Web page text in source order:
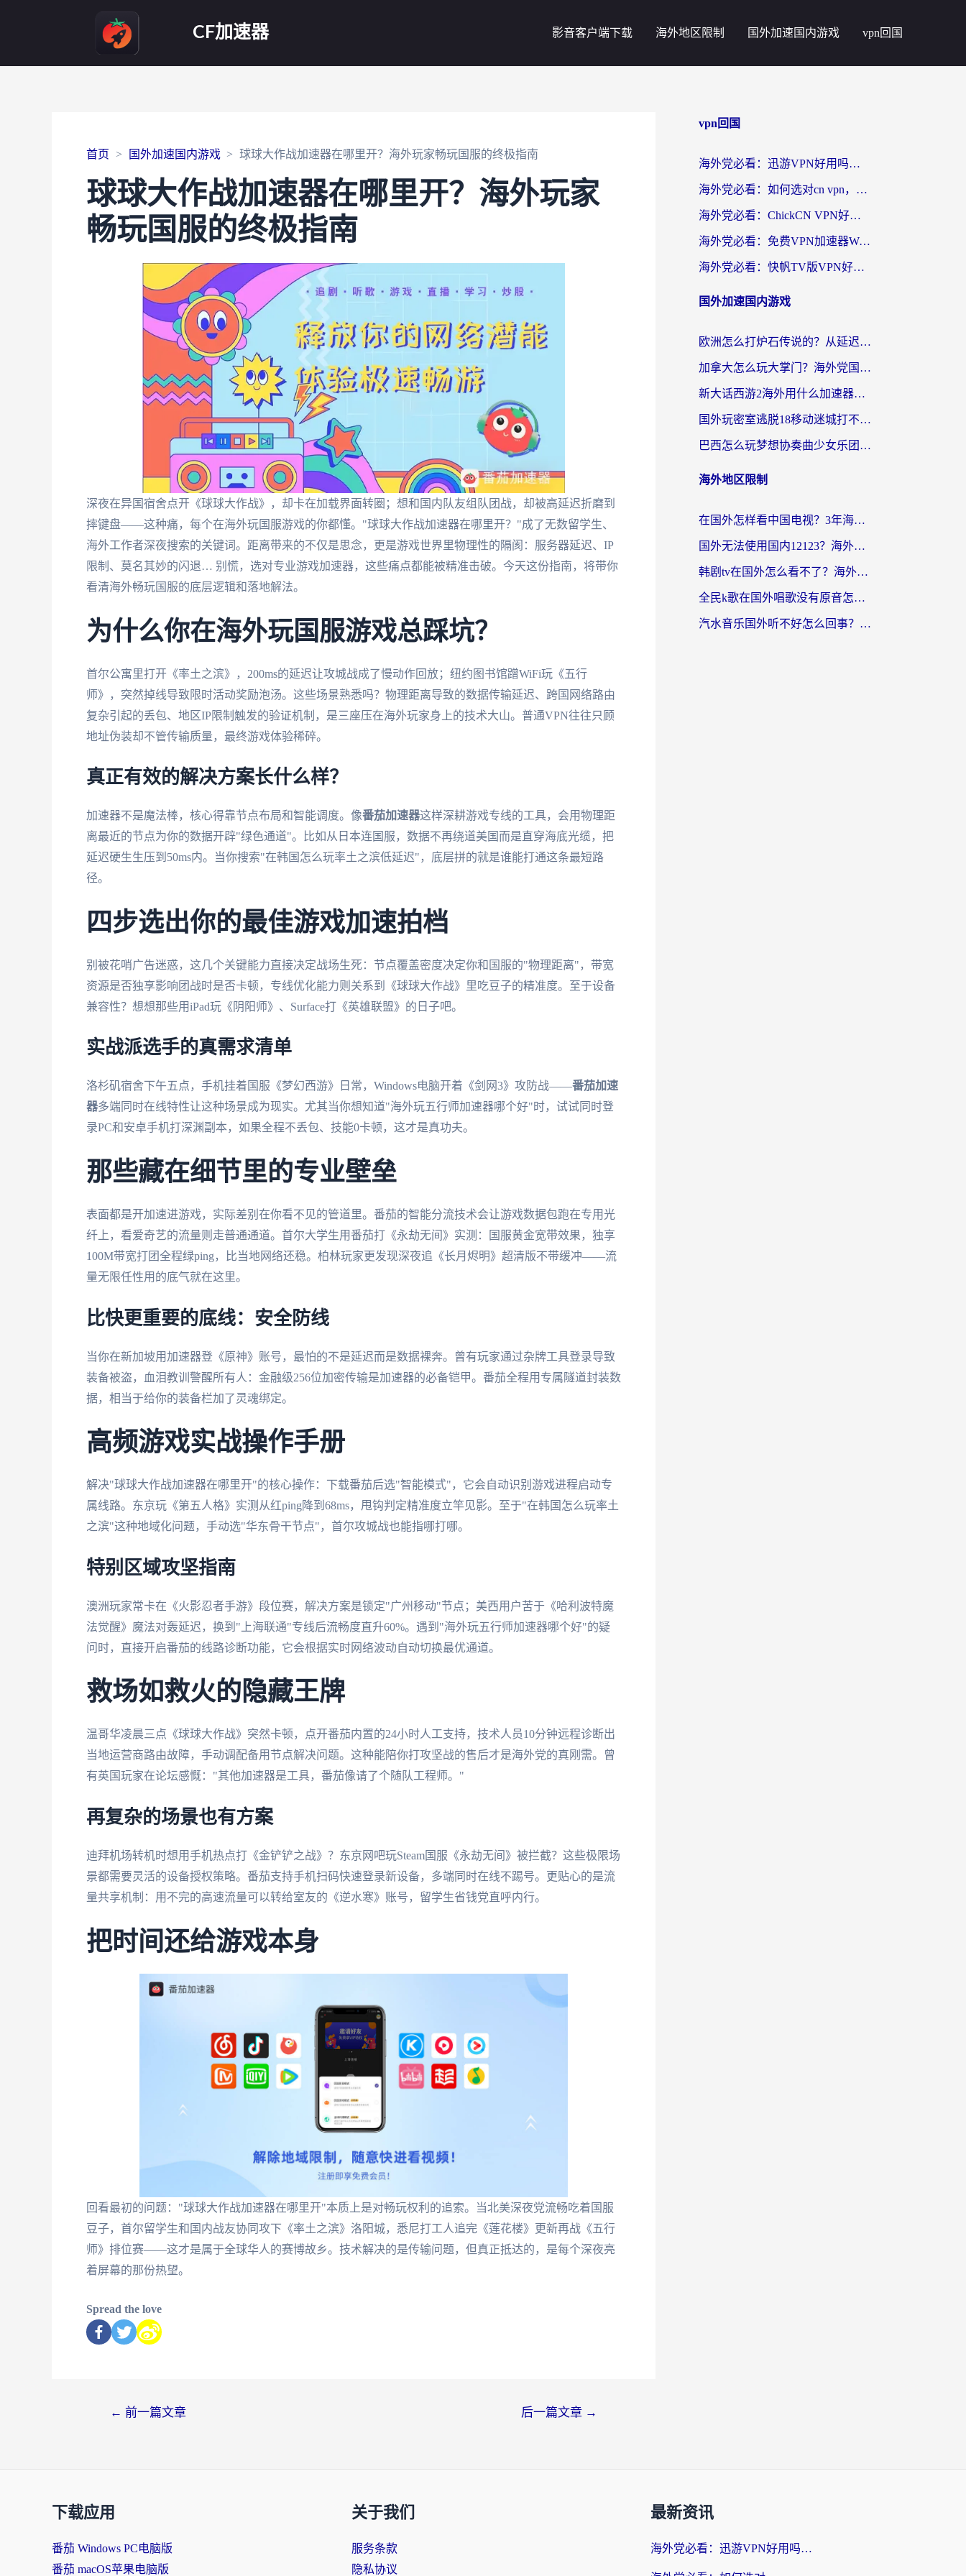
CF加速器 影音客户端下载 海外地区限制 国外加速国内游戏 vpn回国
首页 国外加速国内游戏 球球大作战加速器在哪里开？海外玩家畅玩国服的终极指南
球球大作战加速器在哪里开？海外玩家
畅玩国服的终极指南
深夜在异国宿舍点开《球球大作战》，却卡在加载界面转圈；想和国内队友组队团战，却被高延迟折磨到
摔键盘——这种痛，每个在海外玩国服游戏的你都懂。"球球大作战加速器在哪里开？"成了无数留学生、
海外工作者深夜搜索的关键词。距离带来的不仅是思念，更是游戏世界里物理性的隔阂：服务器延迟、IP
限制、莫名其妙的闪退… 别慌，选对专业游戏加速器，这些痛点都能被精准击破。今天这份指南，将带你
看清海外畅玩国服的底层逻辑和落地解法。
为什么你在海外玩国服游戏总踩坑？
首尔公寓里打开《率土之滨》，200ms的延迟让攻城战成了慢动作回放；纽约图书馆蹭WiFi玩《五行
师》，突然掉线导致限时活动奖励泡汤。这些场景熟悉吗？物理距离导致的数据传输延迟、跨国网络路由
复杂引起的丢包、地区IP限制触发的验证机制，是三座压在海外玩家身上的技术大山。普通VPN往往只顾
地址伪装却不管传输质量，最终游戏体验稀碎。
真正有效的解决方案长什么样？
加速器不是魔法棒，核心得靠节点布局和智能调度。像番茄加速器这样深耕游戏专线的工具，会用物理距
离最近的节点为你的数据开辟"绿色通道"。比如从日本连国服，数据不再绕道美国而是直穿海底光缆，把
延迟硬生生压到50ms内。当你搜索"在韩国怎么玩率土之滨低延迟"，底层拼的就是谁能打通这条最短路
径。
四步选出你的最佳游戏加速拍档
别被花哨广告迷惑，这几个关键能力直接决定战场生死：节点覆盖密度决定你和国服的"物理距离"，带宽
资源是否独享影响团战时是否卡顿，专线优化能力则关系到《球球大作战》里吃豆子的精准度。至于设备
兼容性？想想那些用iPad玩《阴阳师》、Surface打《英雄联盟》的日子吧。
实战派选手的真需求清单
洛杉矶宿舍下午五点，手机挂着国服《梦幻西游》日常，Windows电脑开着《剑网3》攻防战——番茄加速
器多端同时在线特性让这种场景成为现实。尤其当你想知道"海外玩五行师加速器哪个好"时，试试同时登
录PC和安卓手机打深渊副本，如果全程不丢包、技能0卡顿，这才是真功夫。
那些藏在细节里的专业壁垒
表面都是开加速进游戏，实际差别在你看不见的管道里。番茄的智能分流技术会让游戏数据包跑在专用光
纤上，看爱奇艺的流量则走普通通道。首尔大学生用番茄打《永劫无间》实测：国服黄金宽带效果，独享
100M带宽打团全程绿ping，比当地网络还稳。柏林玩家更发现深夜追《长月烬明》超清版不带缓冲——流
量无限任性用的底气就在这里。
比快更重要的底线：安全防线
当你在新加坡用加速器登《原神》账号，最怕的不是延迟而是数据裸奔。曾有玩家通过杂牌工具登录导致
装备被盗，血泪教训警醒所有人：金融级256位加密传输是加速器的必备铠甲。番茄全程用专属隧道封装数
据，相当于给你的装备栏加了灵魂绑定。
高频游戏实战操作手册
解决"球球大作战加速器在哪里开"的核心操作：下载番茄后选"智能模式"，它会自动识别游戏进程启动专
属线路。东京玩《第五人格》实测从红ping降到68ms，甩钩判定精准度立竿见影。至于"在韩国怎么玩率土
之滨"这种地域化问题，手动选"华东骨干节点"，首尔攻城战也能指哪打哪。
特别区域攻坚指南
澳洲玩家常卡在《火影忍者手游》段位赛，解决方案是锁定"广州移动"节点；美西用户苦于《哈利波特魔
法觉醒》魔法对轰延迟，换到"上海联通"专线后流畅度直升60%。遇到"海外玩五行师加速器哪个好"的疑
问时，直接开启番茄的线路诊断功能，它会根据实时网络波动自动切换最优通道。
救场如救火的隐藏王牌
温哥华凌晨三点《球球大作战》突然卡顿，点开番茄内置的24小时人工支持，技术人员10分钟远程诊断出
当地运营商路由故障，手动调配备用节点解决问题。这种能陪你打攻坚战的售后才是海外党的真刚需。曾
有英国玩家在论坛感慨："其他加速器是工具，番茄像请了个随队工程师。"
再复杂的场景也有方案
迪拜机场转机时想用手机热点打《金铲铲之战》？东京网吧玩Steam国服《永劫无间》被拦截？这些极限场
景都需要灵活的设备授权策略。番茄支持手机扫码快速登录新设备，多端同时在线不踢号。更贴心的是流
量共享机制：用不完的高速流量可以转给室友的《逆水寒》账号，留学生省钱党直呼内行。
把时间还给游戏本身
回看最初的问题："球球大作战加速器在哪里开"本质上是对畅玩权利的追索。当北美深夜党流畅吃着国服
豆子，首尔留学生和国内战友协同攻下《率土之滨》洛阳城，悉尼打工人追完《莲花楼》更新再战《五行
师》排位赛——这才是属于全球华人的赛博故乡。技术解决的是传输问题，但真正抵达的，是每个深夜亮
着屏幕的那份热望。
Spread the love
← 前一篇文章 后一篇文章 →
vpn回国
海外党必看：迅游VPN好用吗？和番茄加速器VPN对比哪个回国效果更好？
海外党必看：如何选对cn vpn，轻松解锁国内影音游戏？
海外党必看：ChickCN VPN好用吗？和星河VPN对比哪个回国效果更好？附真实体验+避坑指南
海外党必看：免费VPN加速器Windows版怎么选？附真实测评与无缝访问国内资源指南
海外党必看：快帆TV版VPN好用吗？和hi龟龟VPN对比哪个回国效果更好？附免费加速器选择指南
国外加速国内游戏
欧洲怎么打炉石传说的？从延迟999到丝滑上分，我找到了靠谱加速器
加拿大怎么玩大掌门？海外党国服游戏加速避坑指南（附实用工具推荐）
新大话西游2海外用什么加速器登录？老玩家亲测有效的国服游戏加速指南
国外玩密室逃脱18移动迷城打不开怎么办？海外玩家亲测有效的解决指南
巴西怎么玩梦想协奏曲少女乐团派对？海外党必看的国服游戏加速全攻略（附波兰天涯明月刀实用技巧）
海外地区限制
在国外怎样看中国电视？3年海外党亲测有效的追剧加速器指南
国外无法使用国内12123？海外华人必看：选对回国加速器，解决迪拜语音+12123访问难题
韩剧tv在国外怎么看不了？海外党追剧自由的终极解决方案来了
全民k歌在国外唱歌没有原音怎么办？别让地域限制毁了你的麦霸时刻
汽水音乐国外听不好怎么回事？海外党亲测有效的回国加速方案来了
下载应用
番茄 Windows PC电脑版
番茄 macOS苹果电脑版
关于我们
服务条款
隐私协议
最新资讯
海外党必看：迅游VPN好用吗？和番茄加速器VPN对比哪个回国效果更好？